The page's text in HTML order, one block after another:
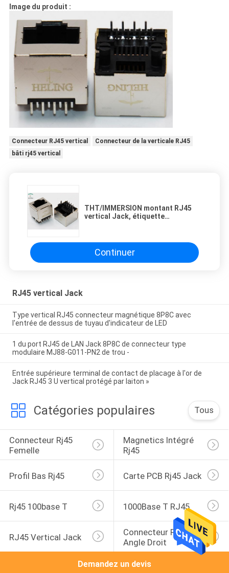
Image du produit :
Connecteur RJ45 vertical
Connecteur de la verticale RJ45
bâti rj45 vertical
THT/IMMERSION montant RJ45
vertical Jack, étiquette
verrou
Continuer
RJ45 vertical Jack
Type vertical RJ45 connecteur magnétique 8P8C avec
l'entrée de dessus de tuyau d'indicateur de LED
1 du port RJ45 de LAN Jack 8P8C de connecteur type
modulaire MJ88-G011-PN2 de trou -
Entrée supérieure terminal de contact de placage à l'or de
Jack RJ45 3 U vertical protégé par laiton »
Catégories populaires Tous
Connecteur Rj45
Femelle
Magnetics Intégré
Rj45
Profil Bas Rj45 Carte PCB Rj45 Jack
Rj45 100base T 1000Base T RJ45
RJ45 Vertical Jack
Connecteur RJ45 À
Angle Droit
Demandez un devis